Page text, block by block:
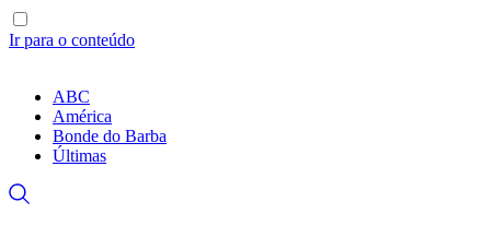
Ir para o conteúdo
ABC
América
Bonde do Barba
Últimas